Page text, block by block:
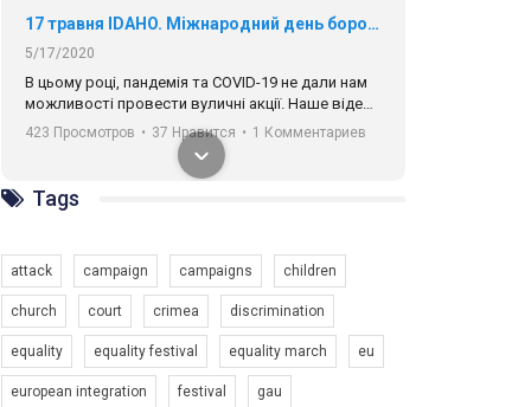
17 травня IDAHO. Міжнародний день боротьби з гомофобією трансфобією і біфобія.
5/17/2020
В цьому році, пандемія та COVІD-19 не дали нам
можливості провести вуличні акції. Наше відео-
звернення про те, що навіть коли ми у різних
містах та не можемо зустрінеться, ми разом. Ми
закликаємо всіх хто поділяє цінності рівності та
солідарності, приєднатися до нас. Регіональні
підрозділи ГАУ є в 16 областях України.
423 Просмотров • 37 Нравится • 1 Комментариев
Tags
attack campaign campaigns children
church court crimea discrimination
equality equality festival equality march eu
european integration festival gau